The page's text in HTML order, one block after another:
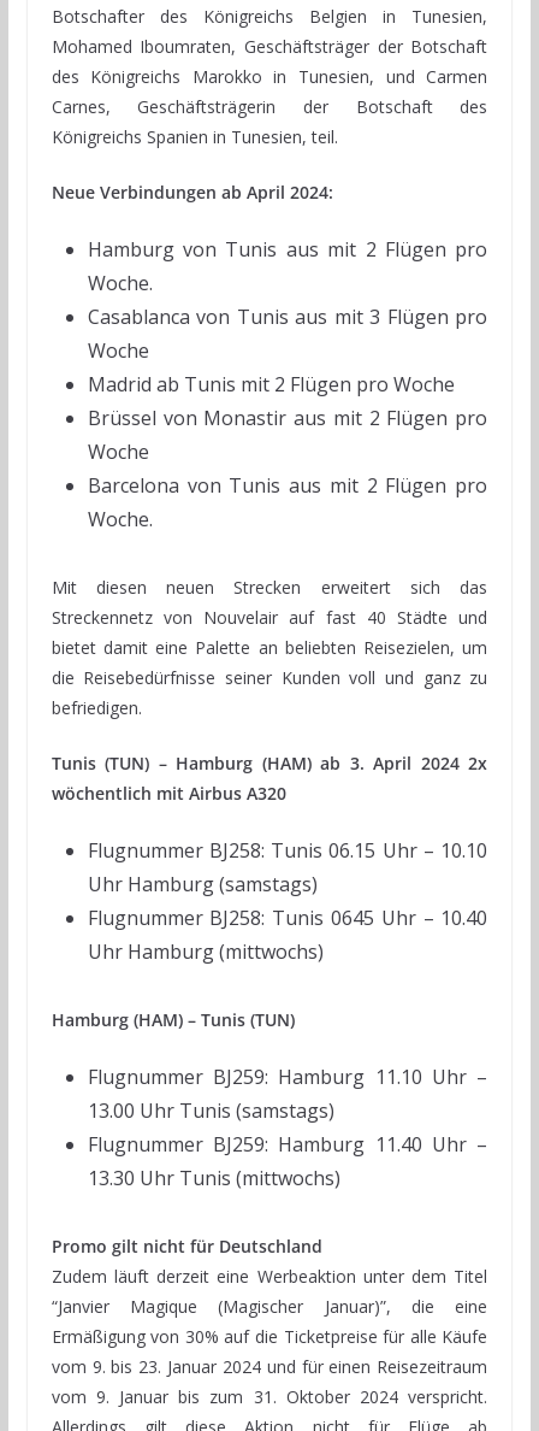
Botschafter des Königreichs Belgien in Tunesien,
Mohamed Iboumraten, Geschäftsträger der Botschaft
des Königreichs Marokko in Tunesien, und Carmen
Carnes, Geschäftsträgerin der Botschaft des
Königreichs Spanien in Tunesien, teil.
Neue Verbindungen ab April 2024:
Hamburg von Tunis aus mit 2 Flügen pro
Woche.
Casablanca von Tunis aus mit 3 Flügen pro
Woche
Madrid ab Tunis mit 2 Flügen pro Woche
Brüssel von Monastir aus mit 2 Flügen pro
Woche
Barcelona von Tunis aus mit 2 Flügen pro
Woche.
Mit diesen neuen Strecken erweitert sich das
Streckennetz von Nouvelair auf fast 40 Städte und
bietet damit eine Palette an beliebten Reisezielen, um
die Reisebedürfnisse seiner Kunden voll und ganz zu
befriedigen.
Tunis (TUN) – Hamburg (HAM) ab 3. April 2024 2x
wöchentlich mit Airbus A320
Flugnummer BJ258: Tunis 06.15 Uhr – 10.10
Uhr Hamburg (samstags)
Flugnummer BJ258: Tunis 0645 Uhr – 10.40
Uhr Hamburg (mittwochs)
Hamburg (HAM) – Tunis (TUN)
Flugnummer BJ259: Hamburg 11.10 Uhr –
13.00 Uhr Tunis (samstags)
Flugnummer BJ259: Hamburg 11.40 Uhr –
13.30 Uhr Tunis (mittwochs)
Promo gilt nicht für Deutschland
Zudem läuft derzeit eine Werbeaktion unter dem Titel
“Janvier Magique (Magischer Januar)”, die eine
Ermäßigung von 30% auf die Ticketpreise für alle Käufe
vom 9. bis 23. Januar 2024 und für einen Reisezeitraum
vom 9. Januar bis zum 31. Oktober 2024 verspricht.